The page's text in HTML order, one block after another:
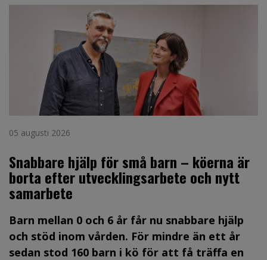
05 augusti 2026
Snabbare hjälp för små barn – köerna är
borta efter utvecklingsarbete och nytt
samarbete
Barn mellan 0 och 6 år får nu snabbare hjälp
och stöd inom vården. För mindre än ett år
sedan stod 160 barn i kö för att få träffa en